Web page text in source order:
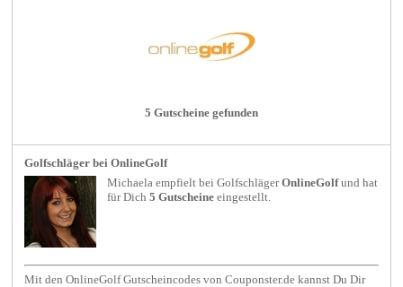
5 Gutscheine gefunden
Golfschläger bei OnlineGolf
Michaela empfielt beiGolfschläger OnlineGolfund hat
für Dich5 Gutscheine eingestellt.
Mit den OnlineGolf Gutscheincodes von Couponster.de kannst Du Dir